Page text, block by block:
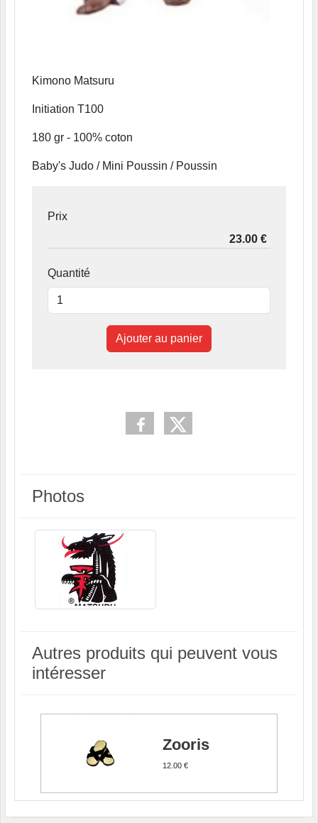
Kimono Matsuru
Initiation T100
180 gr - 100% coton
Baby's Judo / Mini Poussin / Poussin
Prix
Quantité
Ajouter au panier
Photos
Autres produits qui peuvent vous
intéresser
Zooris
12.00 €